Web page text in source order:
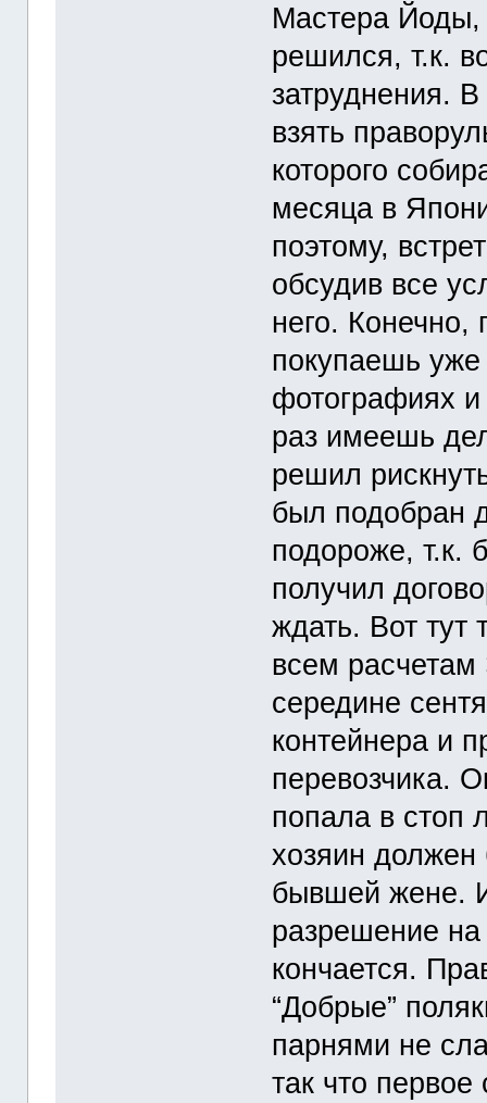
Мастера Йоды,
решился, т.к.
затруднения.
взять
которого
месяца в
поэтому,
обсудив все
него. Конечно,
покупаешь
фотографиях и
раз имеешь
решил
был подобран
подороже, т.к.
получил
ждать. Вот тут
всем
середине
контейнера и
перевозчика.
попала в стоп
хозяин должен
бывшей жене.
разрешение
кончается.
“Добрые”
парнями не
так что